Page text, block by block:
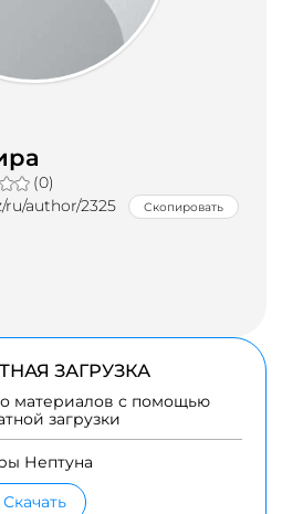
(0)
ru/author/2325
Скопировать
ЗАГРУЗКА
материалов с помощью
загрузки
Нептуна
Скачать